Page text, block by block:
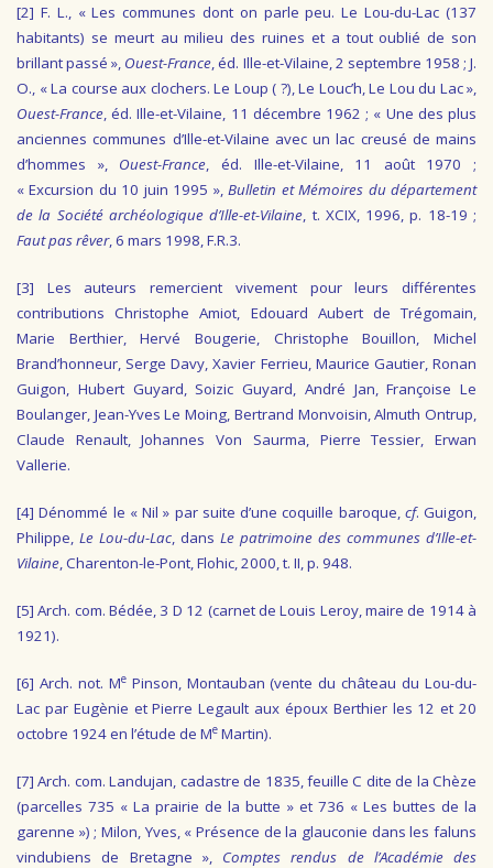
[2] F. L., « Les communes dont on parle peu. Le Lou-du-Lac (137
habitants) se meurt au milieu des ruines et a tout oublié de son
brillant passé », Ouest-France , éd. Ille-et-Vilaine, 2 septembre 1958 ; J.
O., « La course aux clochers. Le Loup ( ?), Le Louc’h, Le Lou du Lac »,
Ouest-France , éd. Ille-et-Vilaine, 11 décembre 1962 ; « Une des plus
anciennes communes d’Ille-et-Vilaine avec un lac creusé de mains
d’hommes », Ouest-France , éd. Ille-et-Vilaine, 11 août 1970 ;
« Excursion du 10 juin 1995 », Bulletin et Mémoires du département
de la Société archéologique d’Ille-et-Vilaine , t. XCIX, 1996, p. 18-19 ;
Faut pas rêver, 6 mars 1998, F.R.3.
[3] Les auteurs remercient vivement pour leurs différentes
contributions Christophe Amiot, Edouard Aubert de Trégomain,
Marie Berthier, Hervé Bougerie, Christophe Bouillon, Michel
Brand’honneur, Serge Davy, Xavier Ferrieu, Maurice Gautier, Ronan
Guigon, Hubert Guyard, Soizic Guyard, André Jan, Françoise Le
Boulanger, Jean-Yves Le Moing, Bertrand Monvoisin, Almuth Ontrup,
Claude Renault, Johannes Von Saurma, Pierre Tessier, Erwan
Vallerie.
[4] Dénommé le « Nil » par suite d’une coquille baroque, cf. Guigon,
Philippe, Le Lou-du-Lac , dans Le patrimoine des communes d’Ille-et-
Vilaine , Charenton-le-Pont, Flohic, 2000, t. II, p. 948.
[5] Arch. com. Bédée, 3 D 12 (carnet de Louis Leroy, maire de 1914 à
1921).
[6] Arch. not. MePinson, Montauban (vente du château du Lou-du-
Lac par Eugènie et Pierre Legault aux époux Berthier les 12 et 20
octobre 1924 en l’étude de Me Martin).
[7] Arch. com. Landujan, cadastre de 1835, feuille C dite de la Chèze
(parcelles 735 « La prairie de la butte » et 736 « Les buttes de la
garenne ») ; Milon, Yves, « Présence de la glauconie dans les faluns
vindubiens de Bretagne », Comptes rendus de l’Académie des